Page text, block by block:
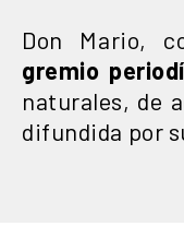
Don Mario,
gremio
naturales, de
difundida por